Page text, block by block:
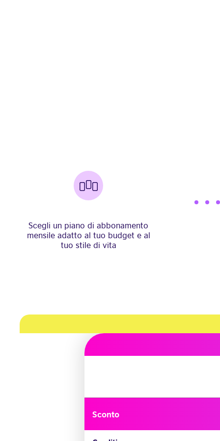
Scegli un piano di abbonamento
mensile adatto al tuo budget e al
tuo stile di vita
Sconto